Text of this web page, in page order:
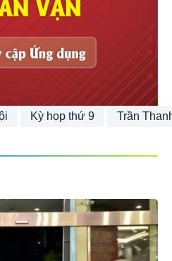
Kỳ họp thứ 9 Trần